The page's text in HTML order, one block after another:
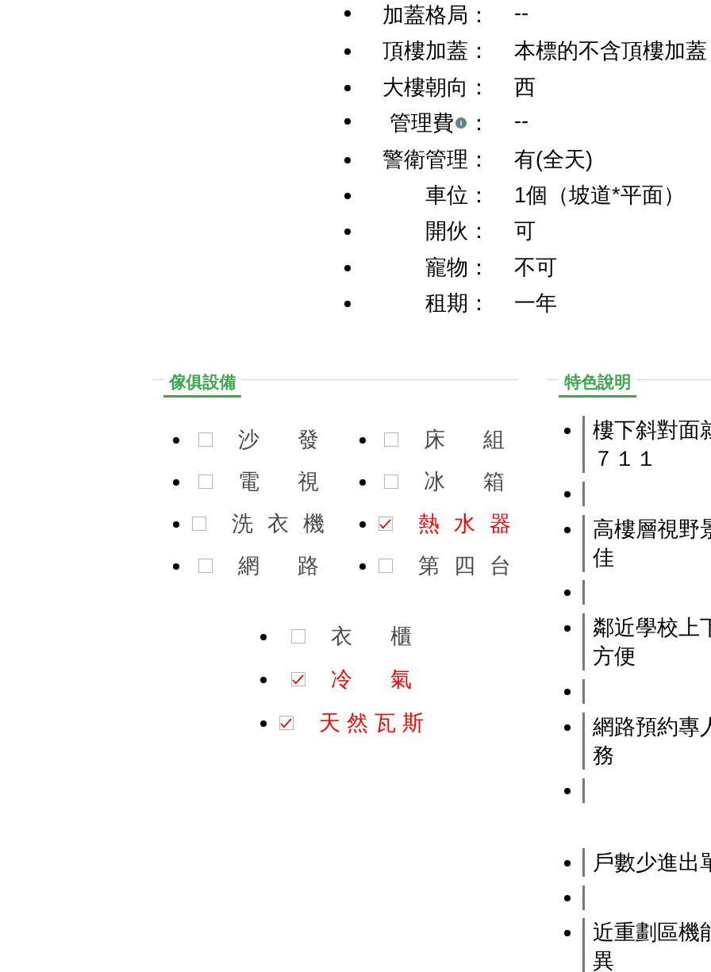
加蓋格局：
--
頂樓加蓋：
本標的不含頂樓加蓋
大樓朝向：
西
管理費
：
--
警衛管理：
有(全天)
車位：
1個（坡道*平面）
開伙：
可
寵物：
不可
租期：
一年
傢俱設備
沙
發
電
視
洗
衣
機
網
路
床
組
冰
箱
熱
水
器
第
四 台
衣
櫃
冷
氣
天 然 瓦 斯
特色說明
樓下斜對面
７１１
高樓層視野
佳
鄰近學校上
方便
網路預約專
務
戶數少進出
近重劃區機
異